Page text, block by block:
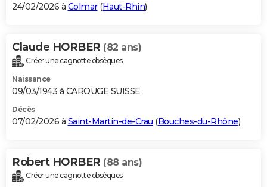
BONS PLANS
Carte de Noël
Carte Bonne année
Carte Saint-Valentin
Carte Pâques
Carte d'anniversaire
DICTIONNAIRE
Dictionnaire
Biographies
Citations
Expressions
Proverbes
PROGRAMME TV
S'inscrire
Se connecter
Lycées
Collèges
Primaires
Universités
Entreprises
Service militaire
Avis de recherche
AVIS DE DÉCÈS
Bricolage
Lifestyle
Culture
Sport
Auto
Television
Voyage
Cinema
24/02/2026 à Colmar(Haut-Rhin)
Claude HORBER (82 ans)
Créer une cagnotte obsèques
Naissance
09/03/1943 à CAROUGE SUISSE
Décès
07/02/2026 à Saint-Martin-de-Crau (Bouches-du-Rhône)
Robert HORBER (88 ans)
Créer une cagnotte obsèques